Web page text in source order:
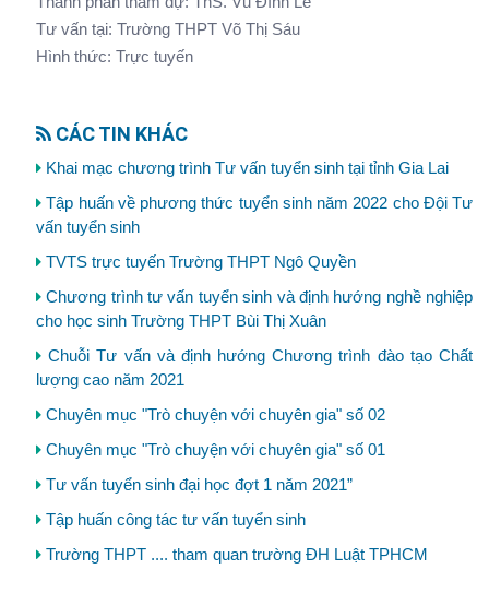
Tư vấn tại: Trường THPT Võ Thị Sáu
Hình thức: Trực tuyến
CÁC TIN KHÁC
Khai mạc chương trình Tư vấn tuyển sinh tại tỉnh Gia Lai
Tập huấn về phương thức tuyển sinh năm 2022 cho Đội Tư
vấn tuyển sinh
TVTS trực tuyến Trường THPT Ngô Quyền
Chương trình tư vấn tuyển sinh và định hướng nghề nghiệp
cho học sinh Trường THPT Bùi Thị Xuân
Chuỗi Tư vấn và định hướng Chương trình đào tạo Chất
lượng cao năm 2021
Chuyên mục "Trò chuyện với chuyên gia" số 02
Chuyên mục "Trò chuyện với chuyên gia" số 01
Tư vấn tuyển sinh đại học đợt 1 năm 2021”
Tập huấn công tác tư vấn tuyển sinh
Trường THPT .... tham quan trường ĐH Luật TPHCM